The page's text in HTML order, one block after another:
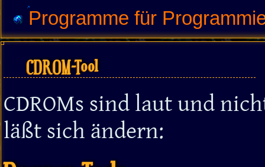
Programme für
CDROM-Tool
CDROMs sind laut und
läßt sich ändern: